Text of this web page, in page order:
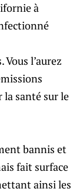
à
l’aurez
santé sur le
bannis et
fait surface
ainsi les